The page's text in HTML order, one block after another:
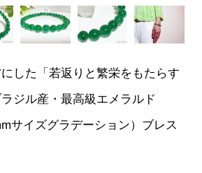
した「若返りと繁栄をもたらす
ジル産・最高級エメラルド
サイズグラデーション）ブレス